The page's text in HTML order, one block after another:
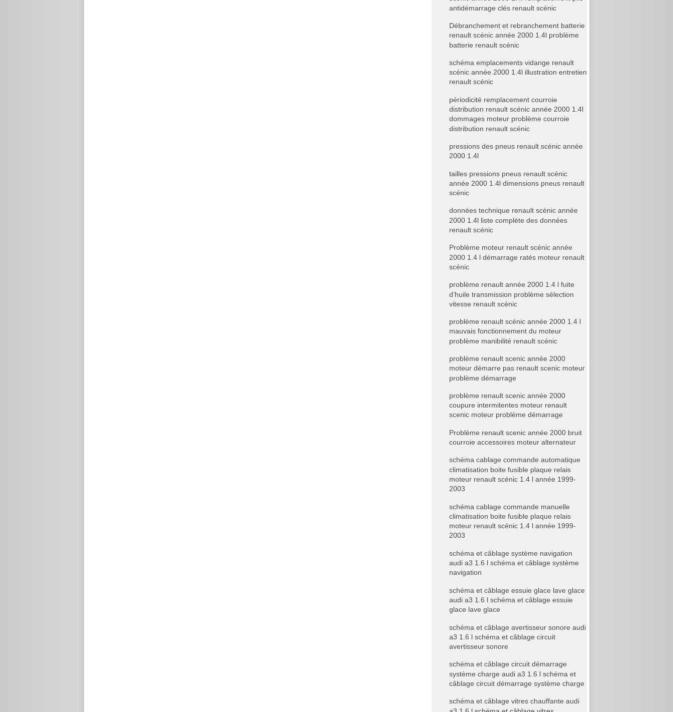
antidémarrage clés renault scénic
Débranchement et rebranchement batterie
renault scénic année 2000 1.4l problème
batterie renault scénic
schéma emplacements vidange renault
scénic année 2000 1.4l illustration entretien
renault scénic
périodicité remplacement courroie
distribution renault scénic année 2000 1.4l
dommages moteur problème courroie
distribution renault scénic
pressions des pneus renault scénic année
2000 1.4l
tailles pressions pneus renault scénic
année 2000 1.4l dimensions pneus renault
scénic
données technique renault scénic année
2000 1.4l liste complète des données
renault scénic
Problème moteur renault scénic année
2000 1.4 l démarrage ratés moteur renault
scénic
problème renault année 2000 1.4 l fuite
d’huile transmission problème sélection
vitesse renault scénic
problème renault scénic année 2000 1.4 l
mauvais fonctionnement du moteur
problème manibilité renault scénic
problème renault scenic année 2000
moteur démarre pas renault scenic moteur
problème démarrage
problème renault scenic année 2000
coupure intermitentes moteur renault
scenic moteur problème démarrage
Problème renault scenic année 2000 bruit
courroie accessoires moteur alternateur
schéma cablage commande automatique
climatisation boite fusible plaque relais
moteur renault scénic 1.4 l année 1999-
2003
schéma cablage commande manuelle
climatisation boite fusible plaque relais
moteur renault scénic 1.4 l année 1999-
2003
schéma et câblage système navigation
audi a3 1.6 l schéma et câblage système
navigation
schéma et câblage essuie glace lave glace
audi a3 1.6 l schéma et câblage essuie
glace lave glace
schéma et câblage avertisseur sonore audi
a3 1.6 l schéma et câblage circuit
avertisseur sonore
schéma et câblage circuit démarrage
système charge audi a3 1.6 l schéma et
câblage circuit démarrage système charge
schéma et câblage vitres chauffante audi